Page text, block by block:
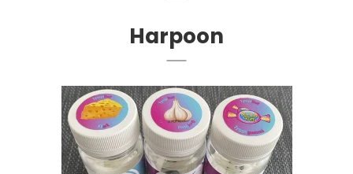
Harpoon